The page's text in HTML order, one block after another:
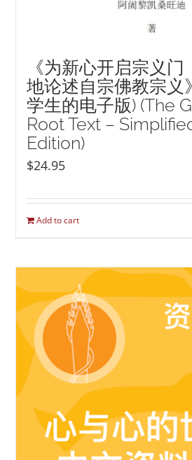
《为新心开启宗义
地论述自宗佛教宗义
学生的电子版) (The
Root Text –
Edition)
$24.95
Add to cart